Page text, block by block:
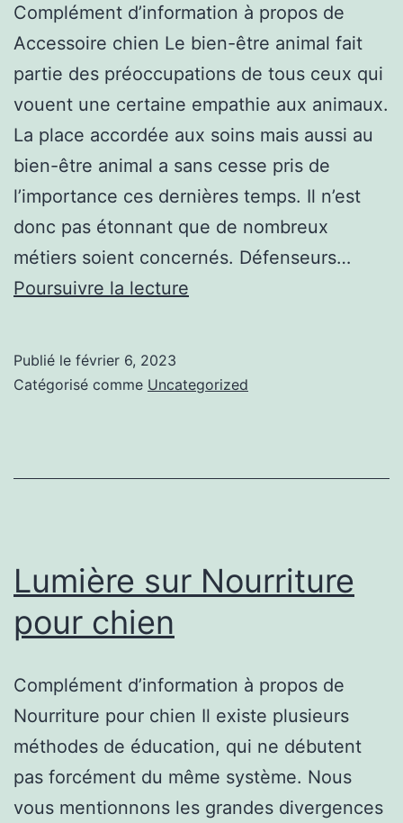
Complément d’information à propos de
Accessoire chien Le bien-être animal fait
partie des préoccupations de tous ceux qui
vouent une certaine empathie aux animaux.
La place accordée aux soins mais aussi au
bien-être animal a sans cesse pris de
l’importance ces dernières temps. Il n’est
donc pas étonnant que de nombreux
métiers soient concernés. Défenseurs…
Poursuivre la lecture
:
Publié le février 6, 2023
Catégorisé comme Uncategorized
Lumière sur Nourriture
pour chien
Complément d’information à propos de
Nourriture pour chien Il existe plusieurs
méthodes de éducation, qui ne débutent
pas forcément du même système. Nous
vous mentionnons les grandes divergences